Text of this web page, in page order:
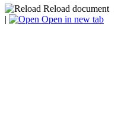
Reload document
|
Open in new tab